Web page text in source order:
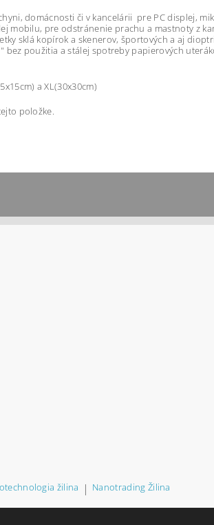
domácnosti či v kancelárii pre PC displej,
mobilu, pre odstránenie prachu a mastnoty z
sklá kopírok a skenerov, športových a aj
bez použitia a stálej spotreby papierových
a XL(30x30cm)
položke.
žilina | Nanotrading Žilina